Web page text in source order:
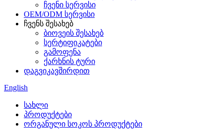
ჩვენი სერვისი
OEM/ODM სერვისი
ჩვენს შესახებ
ბიოვეის შესახებ
სერტიფიკატები
გამოფენა
ქარხნის ტური
დაგვიკავშირდით
English
სახლი
პროდუქტები
ორგანული სოკოს პროდუქტები